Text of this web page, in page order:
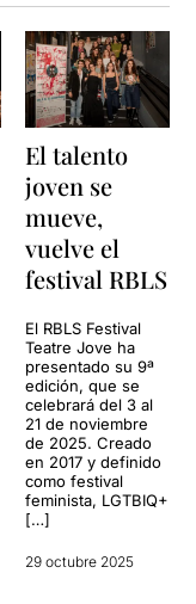
El talento
joven se
mueve,
vuelve el
festival RBLS
El RBLS Festival
Teatre Jove ha
presentado su 9ª
edición, que se
celebrará del 3 al
21 de noviembre
de 2025. Creado
en 2017 y definido
como festival
feminista, LGTBIQ+
[…]
29 octubre 2025